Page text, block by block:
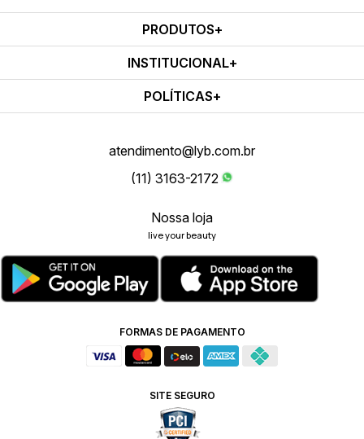
PRODUTOS
INSTITUCIONAL
POLÍTICAS
atendimento@lyb.com.br
(11) 3163-2172
Nossa loja
live your beauty
FORMAS DE PAGAMENTO
SITE SEGURO